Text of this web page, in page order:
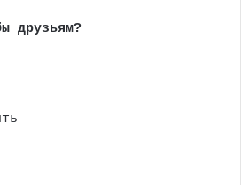
друзьям?